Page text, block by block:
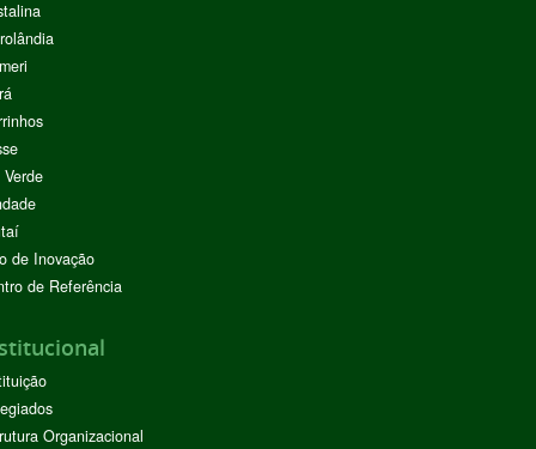
de Inovação
de Referência
Organizacional